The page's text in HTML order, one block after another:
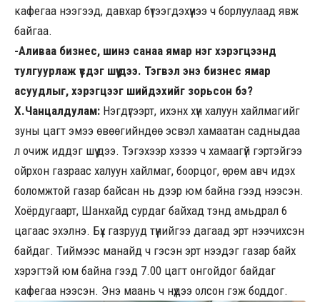
кафегаа нээгээд, давхар бүтээгдэхүүнээ ч борлуулаад явж
байгаа.
-Аливаа бизнес, шинэ санаа ямар нэг хэрэгцээнд
тулгуурлаж үүсдэг шүү дээ. Тэгвэл энэ бизнес ямар
асуудлыг, хэрэгцээг шийдэхийг зорьсон бэ?
Х.Чанцалдулам: Нэгдүгээрт, ихэнх хүн халуун хайлмагийг
зуны цагт эмээ өвөөгийндөө эсвэл хамаатан садныдаа
л очиж иддэг шүү дээ. Тэгэхээр хэзээ ч хамаагүй гэртэйгээ
ойрхон газраас халуун хайлмаг, боорцог, өрөм авч идэх
боломжтой газар байсан нь дээр юм байна гээд нээсэн.
Хоёрдугаарт, Шанхайд сурдаг байхад тэнд амьдрал 6
цагаас эхэлнэ. Бүх газрууд түүнийгээ дагаад эрт нээчихсэн
байдаг. Тиймээс манайд ч гэсэн эрт нээдэг газар байх
хэрэгтэй юм байна гээд 7.00 цагт онгойдог байдаг
кафегаа нээсэн. Энэ маань ч нүдээ олсон гэж боддог.